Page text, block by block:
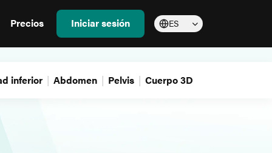
Precios Iniciar sesión ES
inferior Abdomen Pelvis Cuerpo 3D